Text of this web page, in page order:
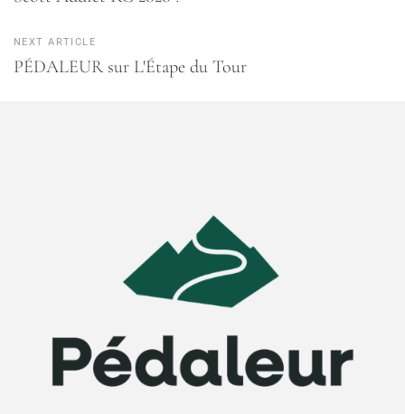
NEXT ARTICLE
PÉDALEUR sur L'Étape du Tour